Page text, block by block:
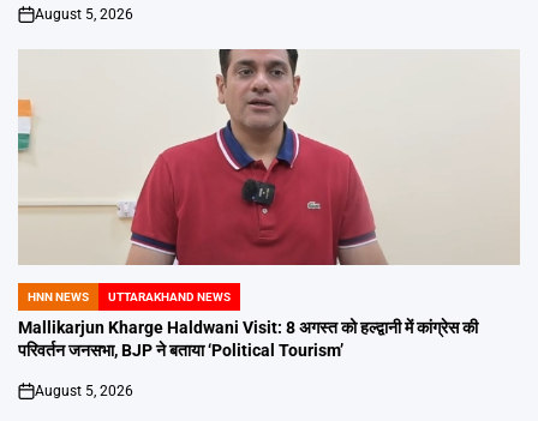
on
August 5, 2026
POSTED
IN
HNN NEWS UTTARAKHAND NEWS
Mallikarjun Kharge Haldwani Visit: 8 अगस्त को हल्द्वानी में कांग्रेस की
परिवर्तन जनसभा, BJP ने बताया ‘Political Tourism’
on
August 5, 2026